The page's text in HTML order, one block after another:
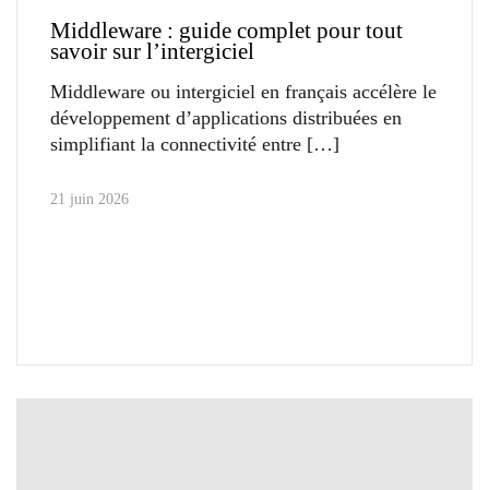
Middleware : guide complet pour tout
savoir sur l’intergiciel
Middleware ou intergiciel en français accélère le
développement d’applications distribuées en
simplifiant la connectivité entre
21 juin 2026